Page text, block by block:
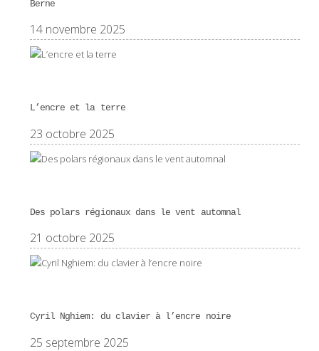
Berne
14 novembre 2025
L’encre et la terre
23 octobre 2025
Des polars régionaux dans le vent automnal
21 octobre 2025
Cyril Nghiem: du clavier à l’encre noire
25 septembre 2025